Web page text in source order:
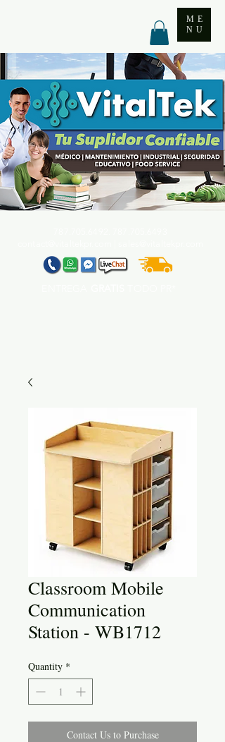
ME
NU
Classroom Mobile
Communication
Station - WB1712
Quantity *
Contact Us to Purchase